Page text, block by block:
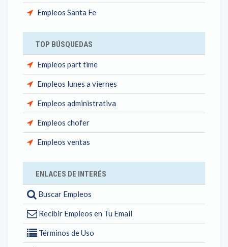
Empleos Santa Fe
TOP BÚSQUEDAS
Empleos part time
Empleos lunes a viernes
Empleos administrativa
Empleos chofer
Empleos ventas
ENLACES DE INTERÉS
Buscar Empleos
Recibir Empleos en Tu Email
Términos de Uso